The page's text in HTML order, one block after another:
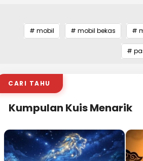
# mobil # mobil bekas #
#
CARI TAHU
Kumpulan Kuis Menarik